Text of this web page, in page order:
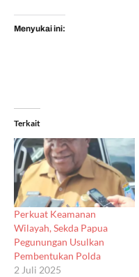
Menyukai ini:
Terkait
Perkuat Keamanan
Wilayah, Sekda Papua
Pegunungan Usulkan
Pembentukan Polda
2 Juli 2025